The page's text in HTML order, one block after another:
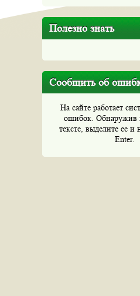
Полезно знать
Сообщить об
На сайте работает
ошибок. Обнаружив
тексте, выделите ее
Enter.